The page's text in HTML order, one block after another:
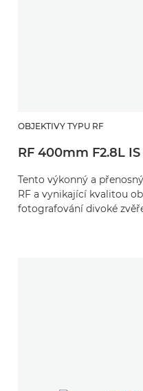
OBJEKTIVY TYPU RF
RF 400mm F2.8L IS
Tento výkonný a
RF a vynikající kvalitou
fotografování divoké